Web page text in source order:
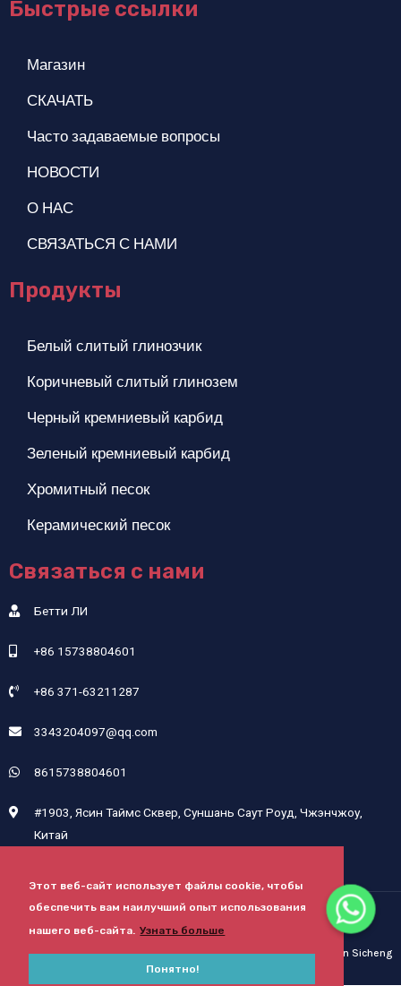
Этот веб-сайт использует файлы cookie, чтобы
обеспечить вам наилучший опыт использования
нашего веб-сайта. Узнать больше
Понятно!
Быстрые ссылки
Магазин
СКАЧАТЬ
Часто задаваемые вопросы
НОВОСТИ
О НАС
СВЯЗАТЬСЯ С НАМИ
Продукты
Белый слитый глинозчик
Коричневый слитый глинозем
Черный кремниевый карбид
Зеленый кремниевый карбид
Хромитный песок
Керамический песок
Связаться с нами
Бетти ЛИ
+86 15738804601
+86 371-63211287
3343204097@qq.com
8615738804601
#1903, Ясин Таймс Сквер, Суншань Саут Роуд, Чжэнчжоу,
Китай
Авторские права © 2024 Henan Sicheng Abrasives Tech Co., Ltd.
Карта Сайта Powered By Henan Sicheng